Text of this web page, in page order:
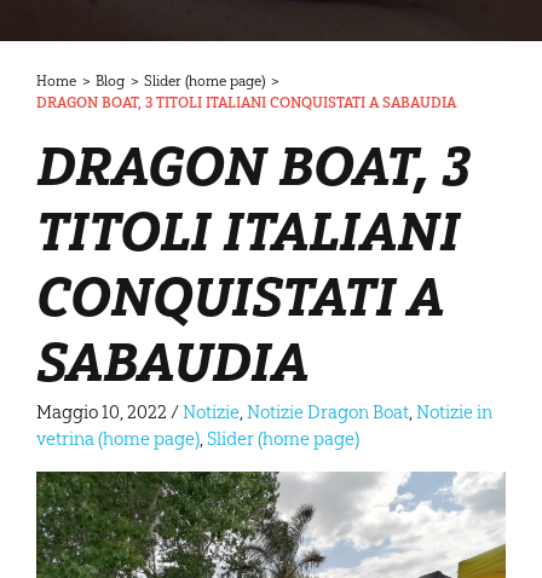
Home > Blog > Slider (home page) >
DRAGON BOAT, 3 TITOLI ITALIANI CONQUISTATI A SABAUDIA
DRAGON BOAT, 3
TITOLI ITALIANI
CONQUISTATI A
SABAUDIA
Maggio 10, 2022 /Notizie,Notizie Dragon Boat,Notizie in
vetrina (home page),Slider (home page)